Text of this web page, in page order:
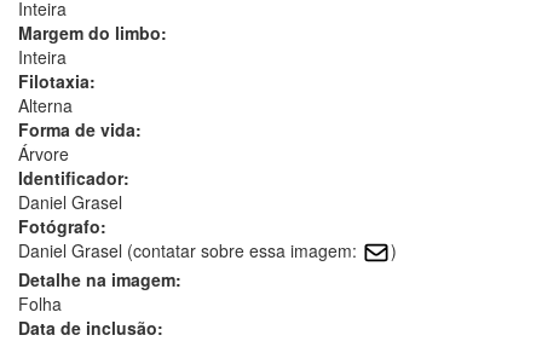
Inteira
Margem do limbo:
Inteira
Filotaxia:
Alterna
Forma de vida:
Árvore
Identificador:
Daniel Grasel
Fotógrafo:
Daniel Grasel (contatar sobre essa imagem:
)
Detalhe na imagem:
Folha
Data de inclusão: